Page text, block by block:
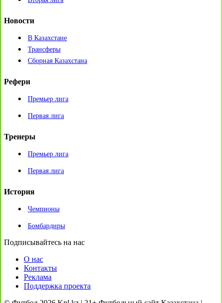
Новости
В Казахстане
Трансферы
Сборная Казахстана
Рефери
Премьер лига
Первая лига
Тренеры
Премьер лига
Первая лига
История
Чемпионы
Бомбардиры
Подписывайтесь на нас
О нас
Контакты
Реклама
Поддержка проекта